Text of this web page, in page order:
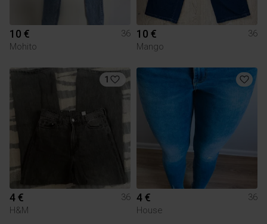
10 €
36
Mohito
10 €
36
Mango
1
4 €
36
H&M
4 €
36
House